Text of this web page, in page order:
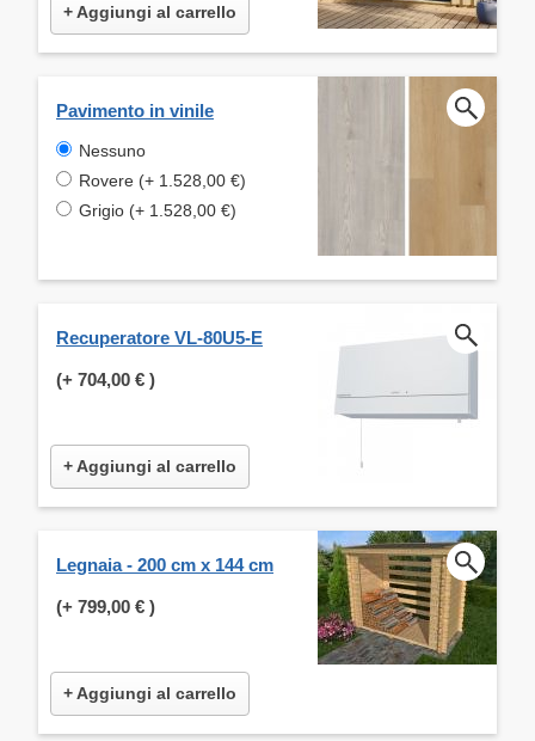
+ Aggiungi al carrello
Pavimento in vinile
Nessuno
Rovere (+ 1.528,00 €)
Grigio (+ 1.528,00 €)
Recuperatore VL-80U5-E
(+ 704,00 € )
+ Aggiungi al carrello
Legnaia - 200 cm x 144 cm
(+ 799,00 € )
+ Aggiungi al carrello